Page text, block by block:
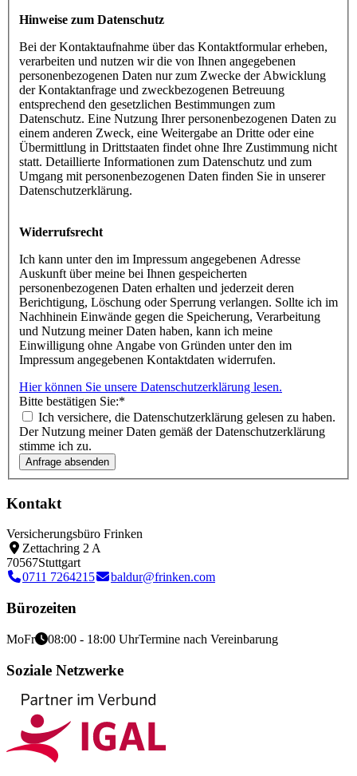
Hinweise zum Datenschutz
Bei der Kontaktaufnahme über das Kontaktformular erheben,
verarbeiten und nutzen wir die von Ihnen angegebenen
personenbezogenen Daten nur zum Zwecke der Abwicklung
der Kontaktanfrage und zweckbezogenen Betreuung
entsprechend den gesetzlichen Bestimmungen zum
Datenschutz. Eine Nutzung Ihrer personenbezogenen Daten zu
einem anderen Zweck, eine Weitergabe an Dritte oder eine
Übermittlung in Drittstaaten findet ohne Ihre Zustimmung nicht
statt. Detaillierte Informationen zum Datenschutz und zum
Umgang mit personenbezogenen Daten finden Sie in unserer
Datenschutzerklärung.
Widerrufsrecht
Ich kann unter den im Impressum angegebenen Adresse
Auskunft über meine bei Ihnen gespeicherten
personenbezogenen Daten erhalten und jederzeit deren
Berichtigung, Löschung oder Sperrung verlangen. Sollte ich im
Nachhinein Einwände gegen die Speicherung, Verarbeitung
und Nutzung meiner Daten haben, kann ich meine
Einwilligung ohne Angabe von Gründen unter den im
Impressum angegebenen Kontaktdaten widerrufen.
Hier können Sie unsere Datenschutzerklärung lesen.
Bitte bestätigen Sie:*
Der Nutzung meiner Daten gemäß der Datenschutzerklärung
stimme ich zu.
Kontakt
Versicherungsbüro Frinken
Zettachring 2 A
70567Stuttgart
0711 7264215
baldur@frinken.com
Bürozeiten
MoFr 08:00 - 18:00 UhrTermine nach Vereinbarung
Soziale Netzwerke